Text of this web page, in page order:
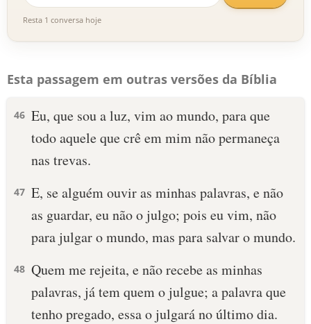
Resta 1 conversa hoje
Esta passagem em outras versões da Bíblia
46 Eu, que sou a luz, vim ao mundo, para que
todo aquele que crê em mim não permaneça
nas trevas.
47 E, se alguém ouvir as minhas palavras, e não
as guardar, eu não o julgo; pois eu vim, não
para julgar o mundo, mas para salvar o mundo.
48 Quem me rejeita, e não recebe as minhas
palavras, já tem quem o julgue; a palavra que
tenho pregado, essa o julgará no último dia.